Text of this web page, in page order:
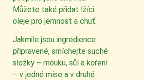
Můžete také přidat lžíci
oleje pro jemnost a chuť.
Jakmile jsou ingredience
připravené, smíchejte suché
složky – mouku, sůl a koření
– v jedné míse a v druhé